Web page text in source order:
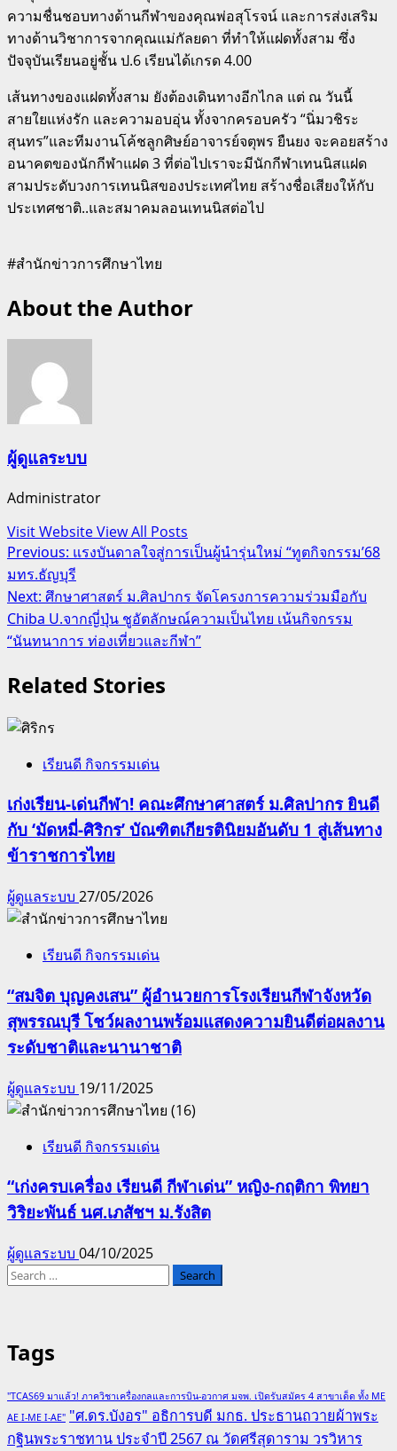
ความชื่นชอบทางด้านกีฬาของคุณพ่อสุโรจน์ และการส่งเสริม
ทางด้านวิชาการจากคุณแม่กัลยดา ที่ทำให้แฝดทั้งสาม ซึ่ง
ปัจจุบันเรียนอยู่ชั้น ป.6 เรียนได้เกรด 4.00
เส้นทางของแฝดทั้งสาม ยังต้องเดินทางอีกไกล แต่ ณ วันนี้
สายใยแห่งรัก และความอบอุ่น ทั้งจากครอบครัว “นิ่มวชิระ
สุนทร”และทีมงานโค้ชลูกศิษย์อาจารย์จตุพร ยืนยง จะคอยสร้าง
อนาคตของนักกีฬาแฝด 3 ที่ต่อไปเราจะมีนักกีฬาเทนนิสแฝด
สามประดับวงการเทนนิสของประเทศไทย สร้างชื่อเสียงให้กับ
ประเทศชาติ..และสมาคมลอนเทนนิสต่อไป
#สำนักข่าวการศึกษาไทย
About the Author
ผู้ดูแลระบบ
Administrator
Visit WebsiteView All Posts
Post
navigation
Previous: แรงบันดาลใจสู่การเป็นผู้นำรุ่นใหม่ “ทูตกิจกรรม’68
มทร.ธัญบุรี
Next: ศึกษาศาสตร์ ม.ศิลปากร จัดโครงการความร่วมมือกับ
Chiba U.จากญี่ปุ่น ชูอัตลักษณ์ความเป็นไทย เน้นกิจกรรม
“นันทนาการ ท่องเที่ยวและกีฬา”
Related Stories
เรียนดี กิจกรรมเด่น
เก่งเรียน-เด่นกีฬา! คณะศึกษาศาสตร์ ม.ศิลปากร ยินดี
กับ ‘มัดหมี่-ศิริกร’ บัณฑิตเกียรตินิยมอันดับ 1 สู่เส้นทาง
ข้าราชการไทย
ผู้ดูแลระบบ 27/05/2026
เรียนดี กิจกรรมเด่น
“สมจิต บุญคงเสน” ผู้อำนวยการโรงเรียนกีฬาจังหวัด
สุพรรณบุรี โชว์ผลงานพร้อมแสดงความยินดีต่อผลงาน
ระดับชาติและนานาชาติ
ผู้ดูแลระบบ 19/11/2025
เรียนดี กิจกรรมเด่น
“เก่งครบเครื่อง เรียนดี กีฬาเด่น” หญิง-กฤติกา พิทยา
วิริยะพันธ์ นศ.เภสัชฯ ม.รังสิต
ผู้ดูแลระบบ 04/10/2025
Search
Tags
"TCAS69 มาแล้ว! ภาควิชาเครื่องกลและการบิน-อวกาศ มจพ. เปิดรับสมัคร 4 สาขาเด็ด ทั้ง ME
AE I-ME I-AE" "ศ.ดร.บังอร" อธิการบดี มกธ. ประธานถวายผ้าพระ
กฐินพระราชทาน ประจำปี 2567 ณ วัดศรีสุดาราม วรวิหาร